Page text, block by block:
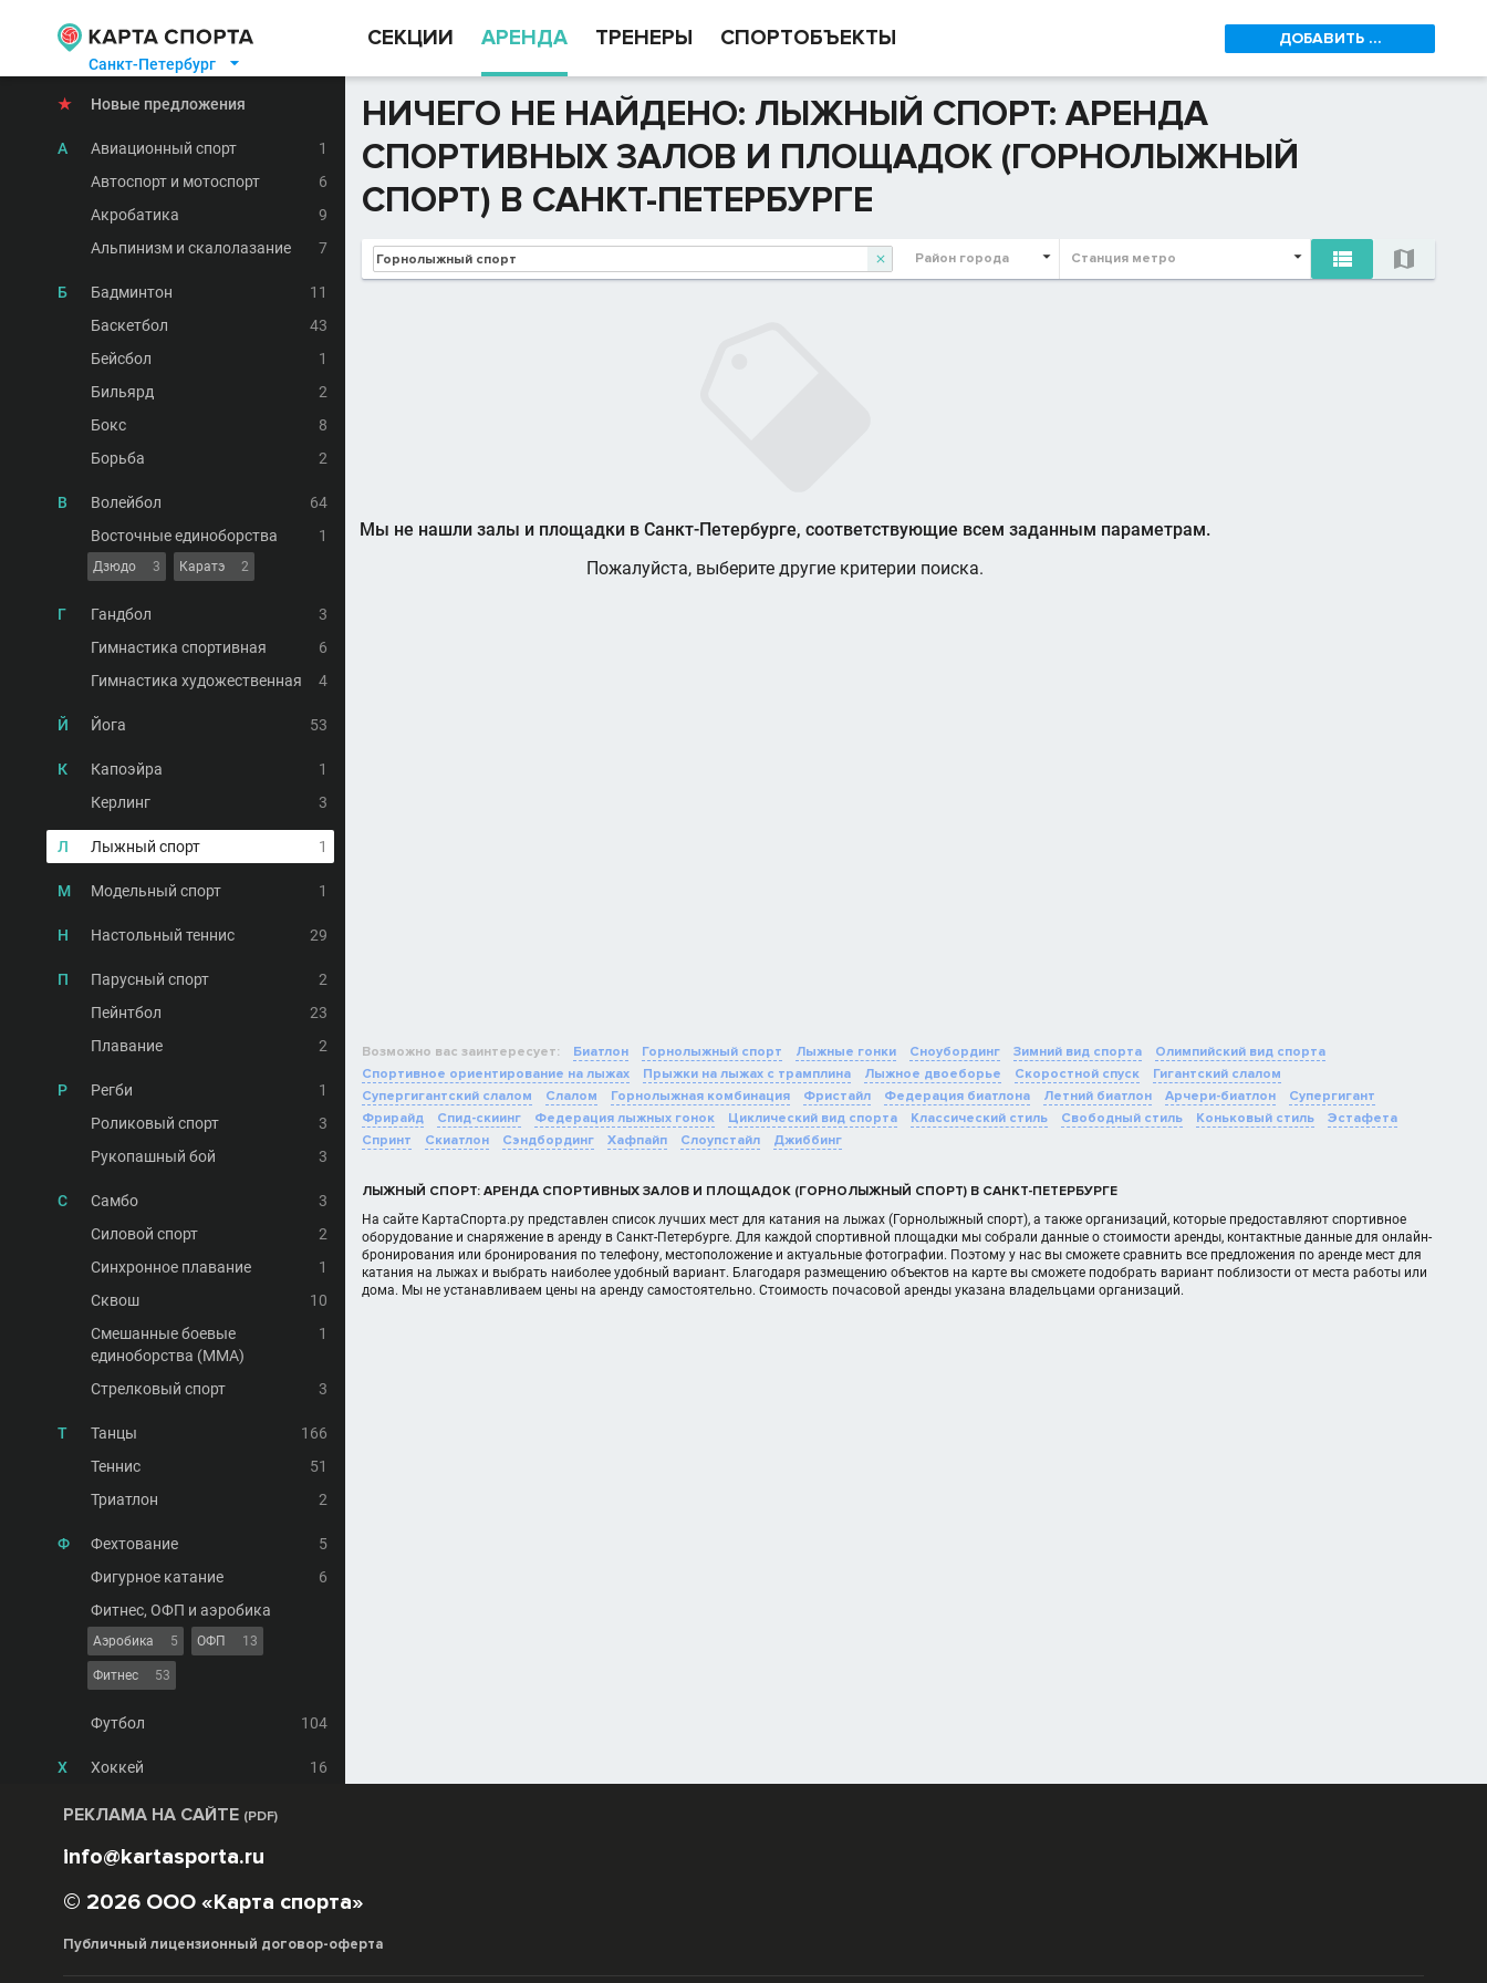
Санкт-Петербург 
СЕКЦИИ АРЕНДА ТРЕНЕРЫ СПОРТОБЪЕКТЫ ДОБАВИТЬ ...
★ Новые предложения
А Авиационный спорт
1
Автоспорт и мотоспорт
6
Акробатика
9
Альпинизм и скалолазание
7
Б Бадминтон
11
Баскетбол
43
Бейсбол
1
Бильярд
2
Бокс
8
Борьба
2
В Волейбол
64
Восточные единоборства
1
Дзюдо 3 Каратэ 2
Г Гандбол
3
Гимнастика спортивная
6
Гимнастика художественная
4
Й Йога 53
К Капоэйра
1
Керлинг
3
Л Лыжный спорт 1
М Модельный спорт 1
Н Настольный теннис 29
П Парусный спорт
2
Пейнтбол
23
Плавание
2
Р Регби
1
Роликовый спорт
3
Рукопашный бой
3
С Самбо
3
Силовой спорт
2
Синхронное плавание
1
Сквош
10
Смешанные боевые
единоборства (MMA)
1
Стрелковый спорт 3
Т Танцы
166
Теннис
51
Триатлон
2
Ф Фехтование
5
Фигурное катание
6
Фитнес, ОФП и аэробика
Аэробика 5 ОФП 13
Фитнес 53
Футбол 104
Х Хоккей 16
НИЧЕГО НЕ НАЙДЕНО: ЛЫЖНЫЙ СПОРТ: АРЕНДА
СПОРТИВНЫХ ЗАЛОВ И ПЛОЩАДОК (ГОРНОЛЫЖНЫЙ
СПОРТ) В САНКТ-ПЕТЕРБУРГЕ
 Район города Станция метро  
Мы не нашли залы и площадки в Санкт-Петербурге, соответствующие всем заданным параметрам.
Пожалуйста, выберите другие критерии поиска.
Возможно вас заинтересует: Биатлон Горнолыжный спорт Лыжные гонки Сноубординг Зимний вид спорта
Олимпийский вид спорта
Спортивное ориентирование на лыжах
Прыжки на лыжах с трамплина Лыжное двоеборье Скоростной спуск
Гигантский слалом
Супергигантский слалом
Слалом Горнолыжная комбинация Фристайл Федерация биатлона Летний биатлон Арчери-биатлон
Супергигант
Фрирайд
Спид-скиинг Федерация лыжных гонок Циклический вид спорта Классический стиль Свободный стиль Коньковый стиль
Эстафета
Спринт
Скиатлон Сэндбординг Хафпайп Слоупстайл Джиббинг
ЛЫЖНЫЙ СПОРТ: АРЕНДА СПОРТИВНЫХ ЗАЛОВ И ПЛОЩАДОК (ГОРНОЛЫЖНЫЙ СПОРТ) В САНКТ-ПЕТЕРБУРГЕ
На сайте КартаСпорта.ру представлен список лучших мест для катания на лыжах (Горнолыжный спорт), а также организаций, которые предоставляют спортивное
оборудование и снаряжение в аренду в Санкт-Петербурге. Для каждой спортивной площадки мы собрали данные о стоимости аренды, контактные данные для онлайн-
бронирования или бронирования по телефону, местоположение и актуальные фотографии. Поэтому у нас вы сможете сравнить все предложения по аренде мест для
катания на лыжах и выбрать наиболее удобный вариант. Благодаря размещению объектов на карте вы сможете подобрать вариант поблизости от места работы или
дома. Мы не устанавливаем цены на аренду самостоятельно. Стоимость почасовой аренды указана владельцами организаций.
РЕКЛАМА НА САЙТЕ (PDF)
info@kartasporta.ru
© 2026 ООО «Карта спорта»
Публичный лицензионный договор-оферта